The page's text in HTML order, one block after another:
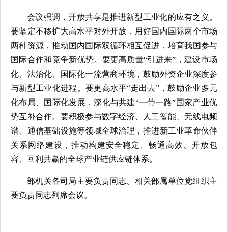
会议强调，开放共享是推进新型工业化的应有之义。
要坚定不移扩大高水平对外开放，用好国内国际两个市场
两种资源，推动国内国际双循环相互促进，培育我国参与
国际合作和竞争新优势。要更高质量“引进来”，建设市场
化、法治化、国际化一流营商环境，鼓励外资企业深度参
与新型工业化进程。要更高水平“走出去”，鼓励企业多元
化布局、国际化发展，深化与共建“一带一路”国家产业优
势互补合作。要积极参与数字经济、人工智能、无线电频
谱、通信基础设施等领域全球治理，推进新工业革命伙伴
关系网络建设，推动构建安全稳定、畅通高效、开放包
容、互利共赢的全球产业链供应链体系。
部机关各司局主要负责同志、相关部属单位党组织主
要负责同志列席会议。